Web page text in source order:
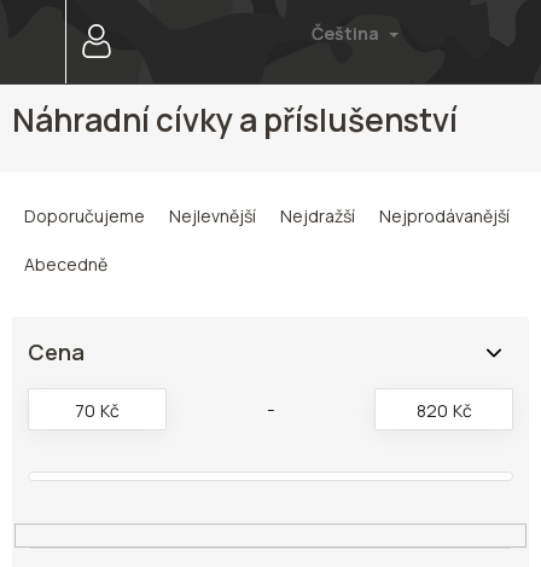
Čeština
Náhradní cívky a příslušenství
e
ů
Doporučujeme Nejlevnější Nejdražší Nejprodávanější
Abecedně
Cena
70 Kč 820 Kč